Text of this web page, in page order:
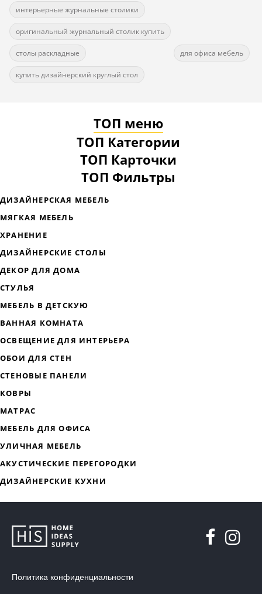
интерьерные журнальные столики
оригинальный журнальный столик купить
столы раскладные для офиса мебель
купить дизайнерский круглый стол
ТОП меню
ТОП Категории
ТОП Карточки
ТОП Фильтры
МЯГКАЯ МЕБЕЛЬ
ХРАНЕНИЕ
ДЕКОР ДЛЯ ДОМА
Политика конфиденциальности